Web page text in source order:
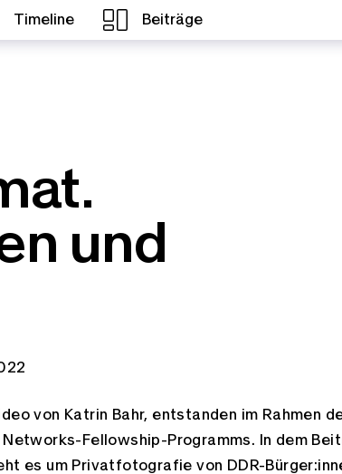
Timeline Beiträge
und
von Katrin Bahr, entstanden im Rahmen
Networks-Fellowship-Programms. In dem
es um Privatfotografie von DDR-